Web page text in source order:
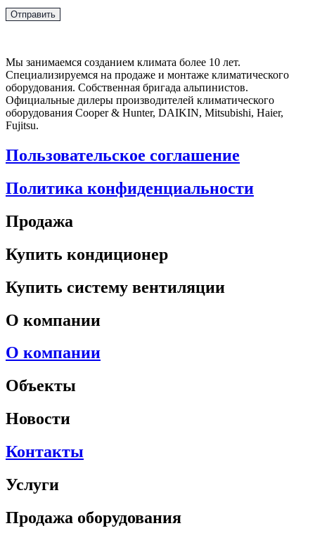
Мы занимаемся созданием климата более 10 лет.
Специализируемся на продаже и монтаже климатического
оборудования. Собственная бригада альпинистов.
Официальные дилеры производителей климатического
оборудования Cooper & Hunter, DAIKIN, Mitsubishi, Haier,
Fujitsu.
Пользовательское соглашение
Политика конфиденциальности
Продажа
Купить кондиционер
Купить систему вентиляции
О компании
О компании
Объекты
Новости
Контакты
Услуги
Продажа оборудования